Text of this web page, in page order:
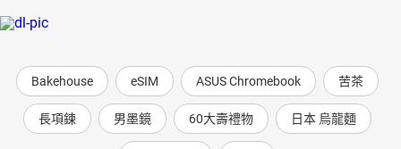
Bakehouse eSIM ASUS Chromebook 苦茶
長項鍊 男墨鏡 60大壽禮物 日本 烏龍麵